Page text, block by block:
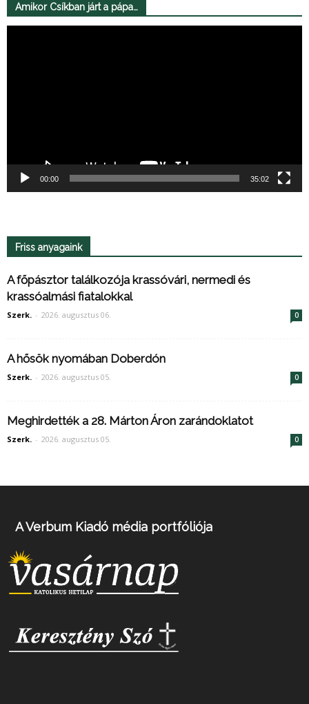
Amikor Csíkban járt a pápa…
00:00 35:02
Friss anyagaink
A főpásztor találkozója krassóvári, nermedi és
krassóalmási fiatalokkal
Szerk. - 2026. augusztus 06. 0
A hősök nyomában Doberdón
Szerk. - 2026. augusztus 05. 0
Meghirdették a 28. Márton Áron zarándoklatot
Szerk. - 2026. augusztus 05. 0
A Verbum Kiadó média portfóliója